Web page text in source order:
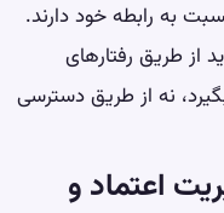
به رابطه خود دارند.
از طریق رفتارهای
نه از طریق دسترسی
اعتماد و